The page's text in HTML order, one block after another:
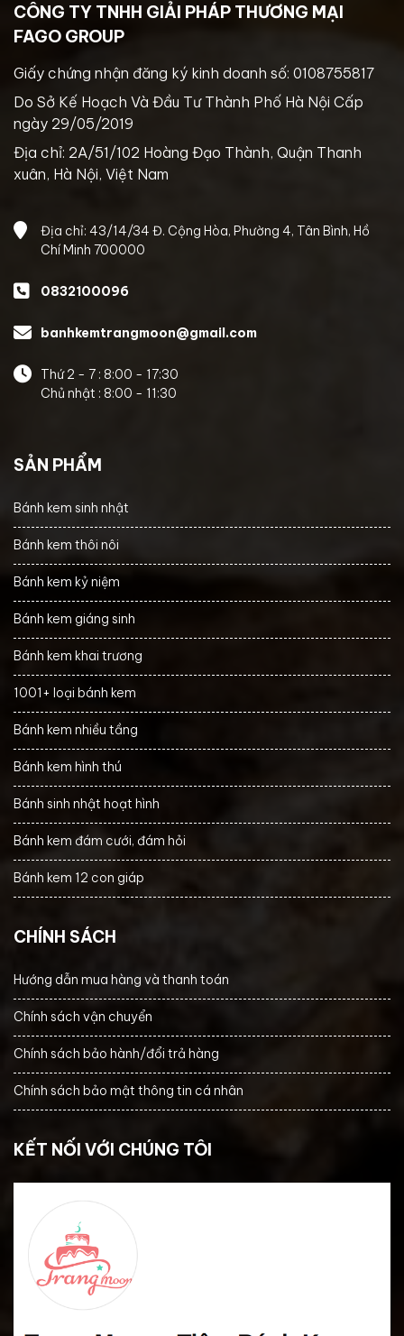
CÔNG TY TNHH GIẢI PHÁP THƯƠNG MẠI
FAGO GROUP
Giấy chứng nhận đăng ký kinh doanh số: 0108755817
Do Sở Kế Hoạch Và Đầu Tư Thành Phố Hà Nội Cấp
ngày 29/05/2019
Địa chỉ: 2A/51/102 Hoàng Đạo Thành, Quận Thanh
xuân, Hà Nội, Việt Nam
Địa chỉ: 43/14/34 Đ. Cộng Hòa, Phường 4, Tân Bình, Hồ
Chí Minh 700000
0832100096
banhkemtrangmoon@gmail.com
Thứ 2 - 7 : 8:00 - 17:30
Chủ nhật : 8:00 - 11:30
SẢN PHẨM
Bánh kem sinh nhật
Bánh kem thôi nôi
Bánh kem kỷ niệm
Bánh kem giáng sinh
Bánh kem khai trương
1001+ loại bánh kem
Bánh kem nhiều tầng
Bánh kem hình thú
Bánh sinh nhật hoạt hình
Bánh kem đám cưới, đám hỏi
Bánh kem 12 con giáp
CHÍNH SÁCH
Hướng dẫn mua hàng và thanh toán
Chính sách vận chuyển
Chính sách bảo hành/đổi trả hàng
Chính sách bảo mật thông tin cá nhân
KẾT NỐI VỚI CHÚNG TÔI